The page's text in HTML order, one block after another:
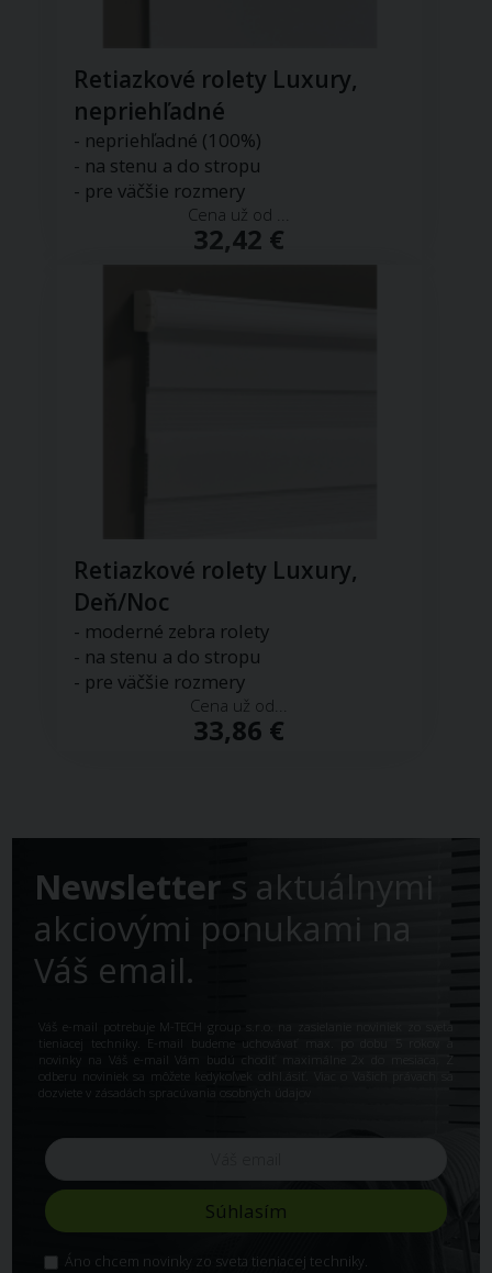
Retiazkové rolety Luxury,
nepriehľadné
- nepriehľadné (100%)
- na stenu a do stropu
- pre väčšie rozmery
Cena už od ...
32,42 €
Retiazkové rolety Luxury,
Deň/Noc
- moderné zebra rolety
- na stenu a do stropu
- pre väčšie rozmery
Cena už od...
33,86 €
Newsletter s aktuálnymi
akciovými ponukami na
Váš email.
Váš e-mail potrebuje M-TECH group s.r.o. na zasielanie noviniek zo sveta
tieniacej techniky. E-mail budeme uchovávať max. po dobu 5 rokov a
novinky na Váš e-mail Vám budú chodiť maximálne 2x do mesiaca. Z
odberu noviniek sa môžete kedykoľvek odhl.ásiť. Viac o Vašich právach sa
dozviete v zásadách spracúvania osobných údajov
Áno chcem novinky zo sveta tieniacej techniky.